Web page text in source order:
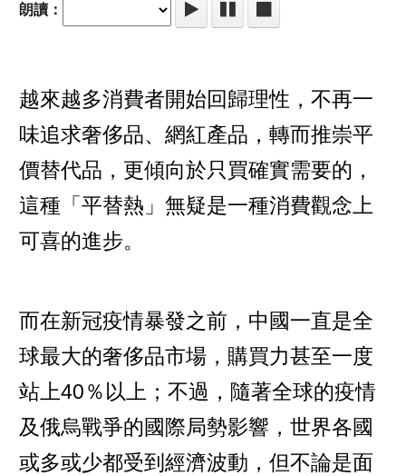
朗讀：
越來越多消費者開始回歸理性，不再一
味追求奢侈品、網紅產品，轉而推崇平
價替代品，更傾向於只買確實需要的，
這種「平替熱」無疑是一種消費觀念上
可喜的進步。
而在新冠疫情暴發之前，中國一直是全
球最大的奢侈品市場，購買力甚至一度
站上40％以上；不過，隨著全球的疫情
及俄烏戰爭的國際局勢影響，世界各國
或多或少都受到經濟波動，但不論是面